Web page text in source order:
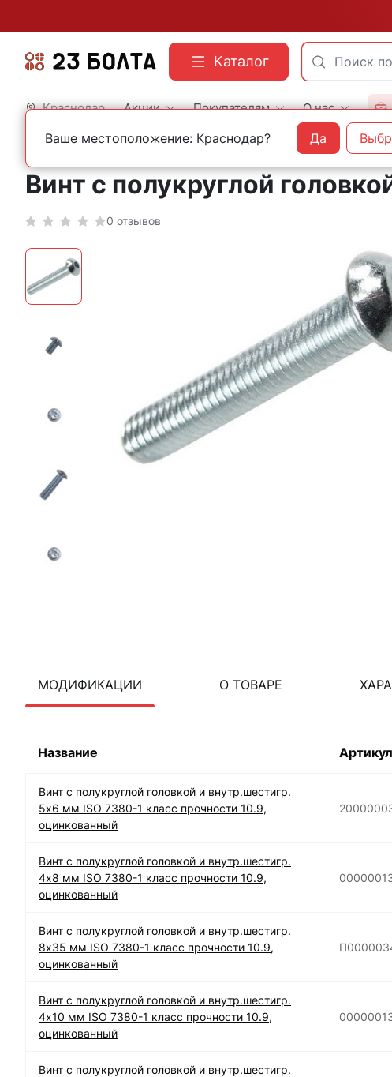
Каталог
Краснодар Акции Покупателям О нас
Главная Строительный крепеж Винты DIN 7380 с внутренним шестигранником и
Винт с полукруглой
0 отзывов
МОДИФИКАЦИИ О ТОВАРЕ
Название Артикул
Винт с полукруглой головкой и внутр.шестигр.
5х6 мм ISO 7380-1 класс прочности 10.9,
оцинкованный
Винт с полукруглой головкой и внутр.шестигр.
4х8 мм ISO 7380-1 класс прочности 10.9,
оцинкованный
Винт с полукруглой головкой и внутр.шестигр.
8х35 мм ISO 7380-1 класс прочности 10.9,
оцинкованный
Винт с полукруглой головкой и внутр.шестигр.
4х10 мм ISO 7380-1 класс прочности 10.9,
оцинкованный
Винт с полукруглой головкой и внутр.шестигр.
Ваше местоположение: Краснодар? Да